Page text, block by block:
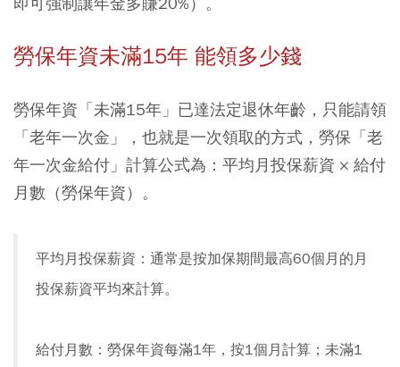
勞保年資未滿15年 能領多少錢
勞保年資「未滿15年」已達法定退休年齡，只能請領
「老年一次金」，也就是一次領取的方式，勞保「老
年一次金給付」計算公式為：平均月投保薪資 × 給付
月數（勞保年資）。
平均月投保薪資：通常是按加保期間最高60個月的月
投保薪資平均來計算。
給付月數：勞保年資每滿1年，按1個月計算；未滿1